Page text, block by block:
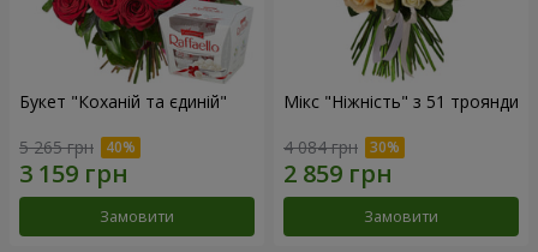
Букет "Коханій та єдиній"
5 265 грн
Замовити
Мікс "Ніжність" з 51 троянди
4 084 грн
Замовити